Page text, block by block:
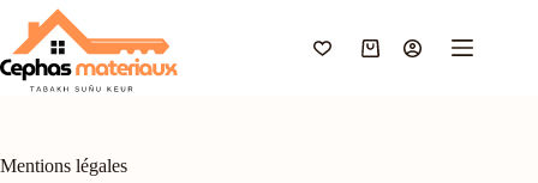
contenu
Panier
Mentions légales